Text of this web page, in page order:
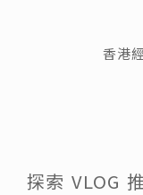
香港
探索 VLOG